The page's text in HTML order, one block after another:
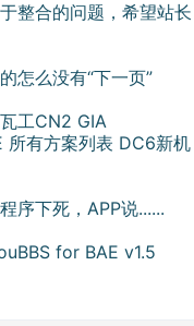
整合的问题，希望站长
怎么没有“下一页”
工CN2 GIA
所有方案列表 DC6新机
序下死，APP说......
for BAE v1.5